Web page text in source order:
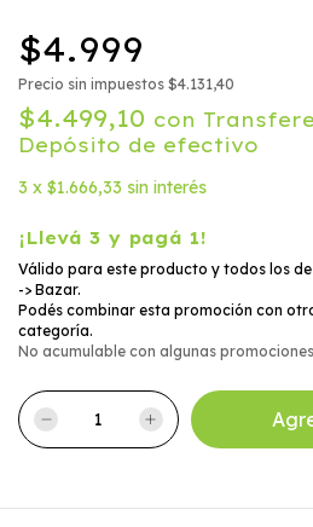
$4.999
Precio sin impuestos $4.131,40
$4.499,10 con
Depósito de efectivo
3 x $1.666,33 sin interés
¡Llevá 3 y pagá 1!
Válido para este producto y todos los de
-> Bazar.
Podés combinar esta promoción con
categoría.
No acumulable con algunas promociones